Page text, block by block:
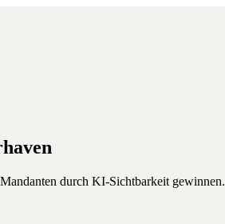
durch KI-Sichtbarkeit gewinnen.